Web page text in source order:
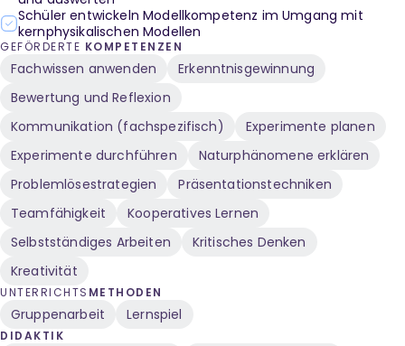
Schüler entwickeln Modellkompetenz im Umgang mit
kernphysikalischen Modellen
GEFÖRDERTE KOMPETENZEN
Fachwissen anwenden
Erkenntnisgewinnung
Bewertung und Reflexion
Kommunikation (fachspezifisch)
Experimente planen
Experimente durchführen
Naturphänomene erklären
Problemlösestrategien
Präsentationstechniken
Teamfähigkeit
Kooperatives Lernen
Selbstständiges Arbeiten
Kritisches Denken
Kreativität
UNTERRICHTS METHODEN
Gruppenarbeit Lernspiel
DIDAKTIK